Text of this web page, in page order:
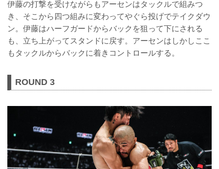
伊藤の打撃を受けながらもアーセンはタックルで組みつ
き、そこから四つ組みに変わってやぐら投げでテイクダウ
ン。伊藤はハーフガードからバックを狙って下にされる
も、立ち上がってスタンドに戻す。アーセンはしかしここ
もタックルからバックに着きコントロールする。
ROUND 3